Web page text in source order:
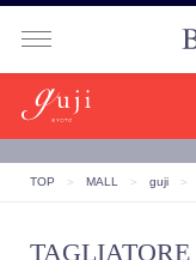
TOP ＞ MALL ＞ guji ＞
TAGLIATORE